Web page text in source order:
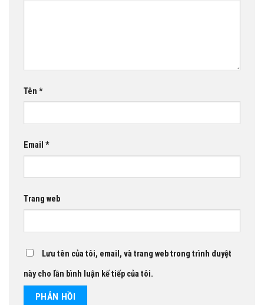
Tên *
Email *
Trang web
Lưu tên của tôi, email, và trang web trong trình duyệt
này cho lần bình luận kế tiếp của tôi.